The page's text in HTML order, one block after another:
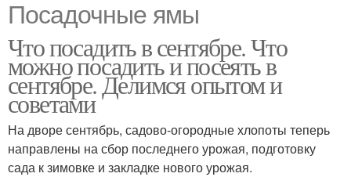
Посадочные ямы
Что посадить в сентябре. Что
можно посадить и посеять в
сентябре. Делимся опытом и
советами
На дворе сентябрь, садово-огородные хлопоты теперь
направлены на сбор последнего урожая, подготовку
сада к зимовке и закладке нового урожая.